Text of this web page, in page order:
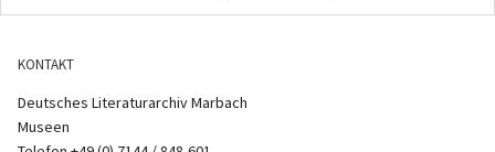
KONTAKT
Deutsches Literaturarchiv Marbach
Museen